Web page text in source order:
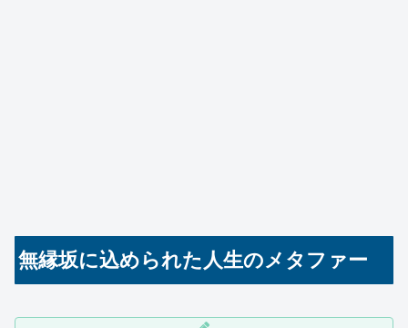
無縁坂に込められた人生のメタファー